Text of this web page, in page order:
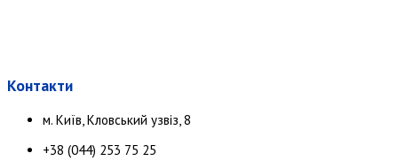
Контакти
м. Київ, Кловський узвіз, 8
+38 (044) 253 75 25